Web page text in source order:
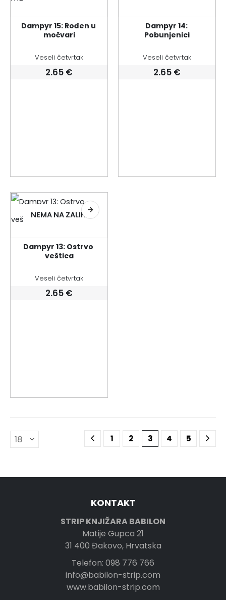
Dampyr 15: Rođen u
močvari
Veseli četvrtak
2.65 €
Dampyr 14:
Pobunjenici
Veseli četvrtak
2.65 €
NEMA NA ZALIHI
Dampyr 13: Ostrvo
veštica
Veseli četvrtak
2.65 €
1 2 3 4 5
KONTAKT
STRIP KNJIŽARA BABILON
Matije Gupca 21
31 400 Đakovo, Hrvatska
Telefon: 098 776 766
info@babilon-strip.com
www.babilon-strip.com